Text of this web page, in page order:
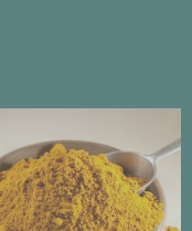
range:
€ 2.99
through
€ 29.90